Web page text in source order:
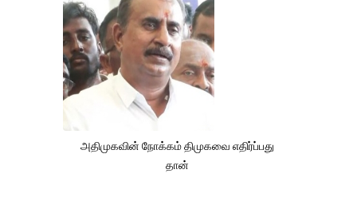
அதிமுகவின் நோக்கம் திமுகவை எதிர்ப்பது
தான்